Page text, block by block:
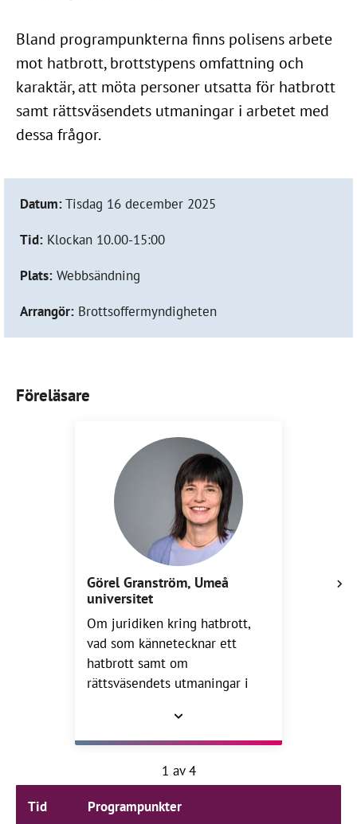
Bland programpunkterna finns polisens arbete
mot hatbrott, brottstypens omfattning och
karaktär, att möta personer utsatta för hatbrott
samt rättsväsendets utmaningar i arbetet med
dessa frågor.
Datum:Tisdag 16 december 2025
Tid: Klockan 10.00-15:00
Plats: Webbsändning
Arrangör: Brottsoffermyndigheten
Föreläsare
Görel Granström, Umeå
universitet
Om juridiken kring hatbrott,
vad som kännetecknar ett
hatbrott samt om
rättsväsendets utmaningar i
Fotograf Mattias Pettersson
1 av 4
Tid Programpunkter